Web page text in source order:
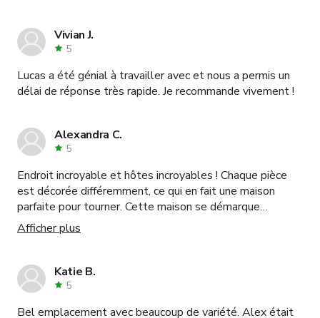
Vivian J.
5
Lucas a été génial à travailler avec et nous a permis un
délai de réponse très rapide. Je recommande vivement !
Alexandra C.
5
Endroit incroyable et hôtes incroyables ! Chaque pièce
est décorée différemment, ce qui en fait une maison
parfaite pour tourner. Cette maison se démarque
vraiment, la décoration intérieure est hors du commun,
nous reviendrons certainement tourner ici.
Afficher plus
Katie B.
5
Bel emplacement avec beaucoup de variété. Alex était